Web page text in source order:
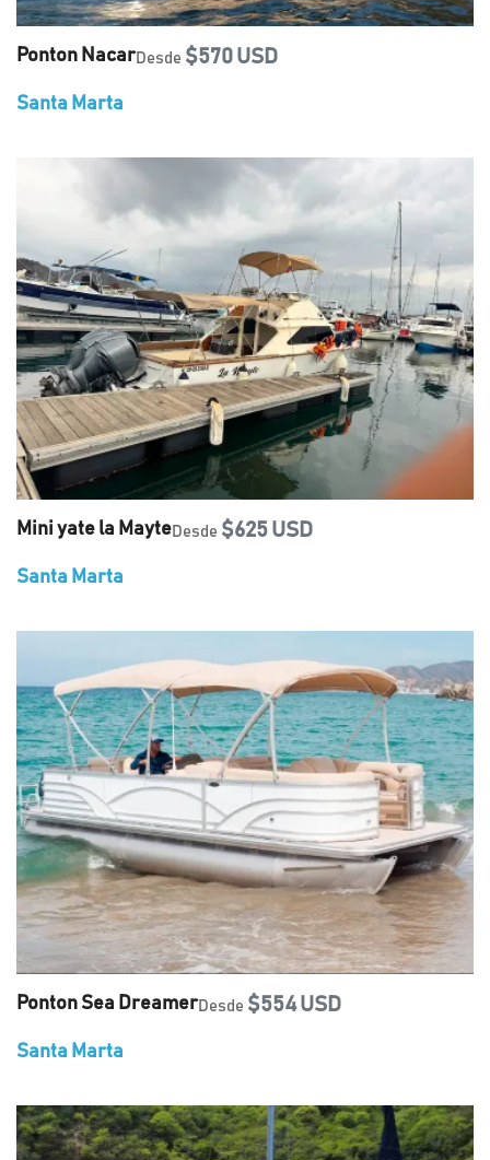
Ponton NacarDesde $570 USD
Santa Marta
Mini yate la MayteDesde $625 USD
Santa Marta
Ponton Sea DreamerDesde $554 USD
Santa Marta